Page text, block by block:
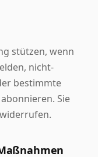
stützen, wenn
nicht-
bestimmte
Sie